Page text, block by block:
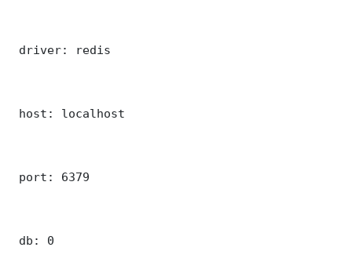
driver: redis
host: localhost
port: 6379
db: 0